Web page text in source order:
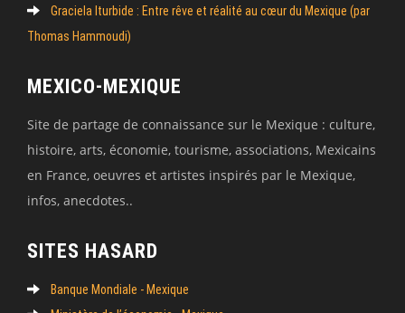
Graciela Iturbide : Entre rêve et réalité au cœur du Mexique (par
Thomas Hammoudi)
MEXICO-MEXIQUE
Site de partage de connaissance sur le Mexique : culture,
histoire, arts, économie, tourisme, associations, Mexicains
en France, oeuvres et artistes inspirés par le Mexique,
infos, anecdotes..
SITES HASARD
Banque Mondiale - Mexique